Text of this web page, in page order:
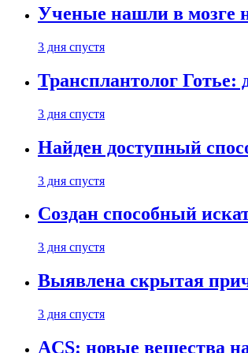
Ученые нашли в мозге
3 дня спустя
Трансплантолог Готье:
3 дня спустя
Найден доступный
3 дня спустя
Создан способный
3 дня спустя
Выявлена скрытая
3 дня спустя
ACS: новые вещества